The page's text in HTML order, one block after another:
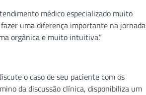
médico especializado muito
uma diferença importante na jornada
orgânica e muito intuitiva.”
o caso de seu paciente com os
da discussão clínica, disponibiliza um